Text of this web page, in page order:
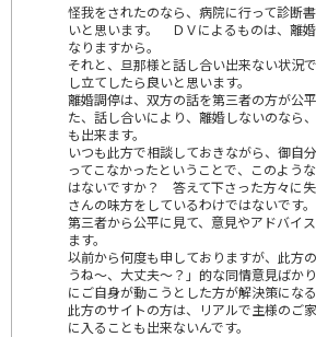
怪我をされたのなら、病院に行って診断
いと思います。 ＤＶによるものは、離
なりますから。
それと、旦那様と話し合い出来ない状況
し立てしたら良いと思います。
離婚調停は、双方の話を第三者の方が公
た、話し合いにより、離婚しないのなら
も出来ます。
いつも此方で相談しておきながら、御自
ってこなかったということで、このよう
はないですか？ 答えて下さった方々
さんの味方をしているわけではないです。
第三者から公平に見て、意見やアドバイ
ます。
以前から何度も申しておりますが、此方
うね～、大丈夫～？」的な同情意見ばか
にご自身が動こうとした方が解決策になる
此方のサイトの方は、リアルで主様のご
に入ることも出来ないんです。